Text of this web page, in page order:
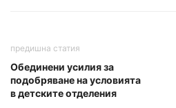
предишна статия
Обединени усилия за
подобряване на условията
в детските отделения